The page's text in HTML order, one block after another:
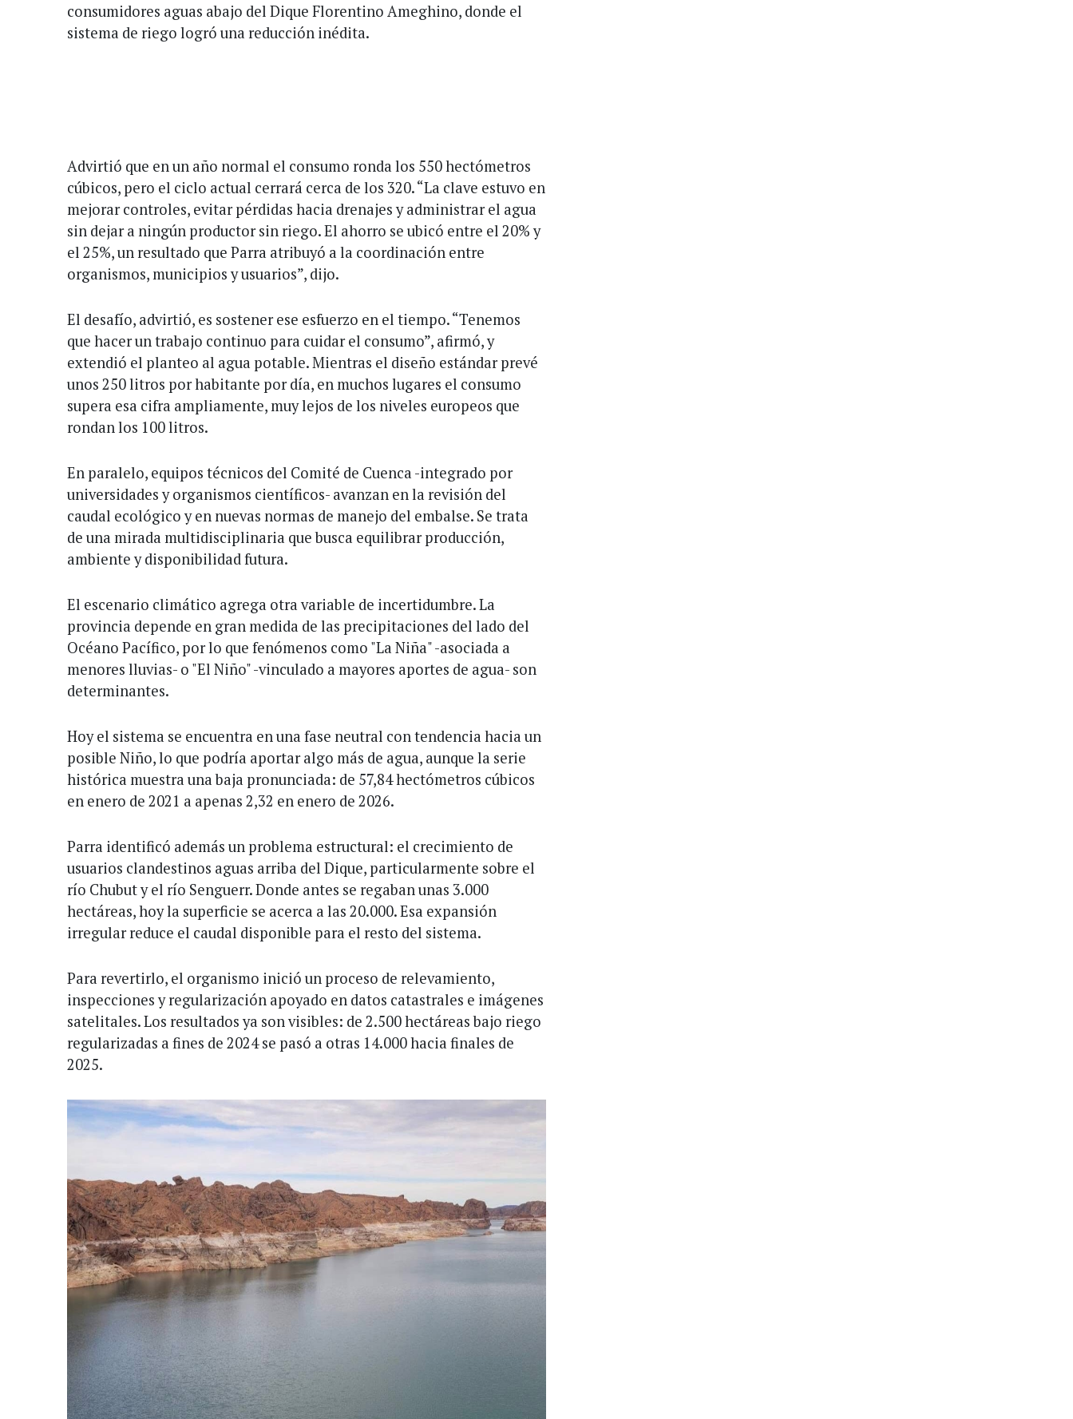
consumidores aguas abajo del Dique Florentino Ameghino, donde el
sistema de riego logró una reducción inédita.
Advirtió que en un año normal el consumo ronda los 550 hectómetros
cúbicos, pero el ciclo actual cerrará cerca de los 320. “La clave estuvo en
mejorar controles, evitar pérdidas hacia drenajes y administrar el agua
sin dejar a ningún productor sin riego. El ahorro se ubicó entre el 20% y
el 25%, un resultado que Parra atribuyó a la coordinación entre
organismos, municipios y usuarios”, dijo.
El desafío, advirtió, es sostener ese esfuerzo en el tiempo. “Tenemos
que hacer un trabajo continuo para cuidar el consumo”, afirmó, y
extendió el planteo al agua potable. Mientras el diseño estándar prevé
unos 250 litros por habitante por día, en muchos lugares el consumo
supera esa cifra ampliamente, muy lejos de los niveles europeos que
rondan los 100 litros.
En paralelo, equipos técnicos del Comité de Cuenca -integrado por
universidades y organismos científicos- avanzan en la revisión del
caudal ecológico y en nuevas normas de manejo del embalse. Se trata
de una mirada multidisciplinaria que busca equilibrar producción,
ambiente y disponibilidad futura.
El escenario climático agrega otra variable de incertidumbre. La
provincia depende en gran medida de las precipitaciones del lado del
Océano Pacífico, por lo que fenómenos como "La Niña" -asociada a
menores lluvias- o "El Niño" -vinculado a mayores aportes de agua- son
determinantes.
Hoy el sistema se encuentra en una fase neutral con tendencia hacia un
posible Niño, lo que podría aportar algo más de agua, aunque la serie
histórica muestra una baja pronunciada: de 57,84 hectómetros cúbicos
en enero de 2021 a apenas 2,32 en enero de 2026.
Parra identificó además un problema estructural: el crecimiento de
usuarios clandestinos aguas arriba del Dique, particularmente sobre el
río Chubut y el río Senguerr. Donde antes se regaban unas 3.000
hectáreas, hoy la superficie se acerca a las 20.000. Esa expansión
irregular reduce el caudal disponible para el resto del sistema.
Para revertirlo, el organismo inició un proceso de relevamiento,
inspecciones y regularización apoyado en datos catastrales e imágenes
satelitales. Los resultados ya son visibles: de 2.500 hectáreas bajo riego
regularizadas a fines de 2024 se pasó a otras 14.000 hacia finales de
2025.